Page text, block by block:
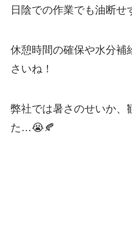
日陰での作業でも油断せ
休憩時間の確保や水分補
さいね！
弊社では暑さのせいか、
た…😭🍂